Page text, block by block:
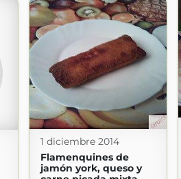
1 diciembre 2014
Flamenquines de
jamón york, queso y